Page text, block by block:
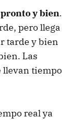
y bien.
pero llega
tarde y bien
Las
llevan tiempo
real ya